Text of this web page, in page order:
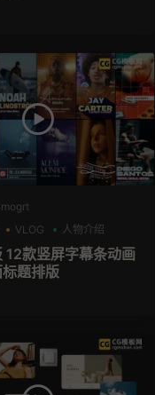
VLOG 人物介绍
12款竖屏字幕条动画
题排版